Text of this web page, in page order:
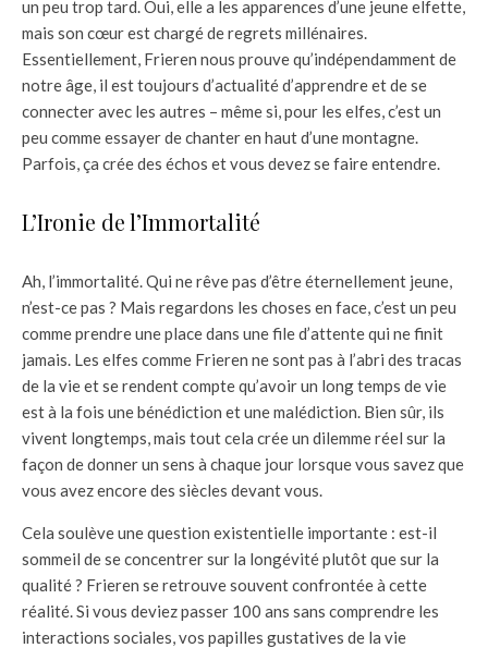
un peu trop tard. Oui, elle a les apparences d’une jeune elfette,
mais son cœur est chargé de regrets millénaires.
Essentiellement, Frieren nous prouve qu’indépendamment de
notre âge, il est toujours d’actualité d’apprendre et de se
connecter avec les autres – même si, pour les elfes, c’est un
peu comme essayer de chanter en haut d’une montagne.
Parfois, ça crée des échos et vous devez se faire entendre.
L’Ironie de l’Immortalité
Ah, l’immortalité. Qui ne rêve pas d’être éternellement jeune,
n’est-ce pas ? Mais regardons les choses en face, c’est un peu
comme prendre une place dans une file d’attente qui ne finit
jamais. Les elfes comme Frieren ne sont pas à l’abri des tracas
de la vie et se rendent compte qu’avoir un long temps de vie
est à la fois une bénédiction et une malédiction. Bien sûr, ils
vivent longtemps, mais tout cela crée un dilemme réel sur la
façon de donner un sens à chaque jour lorsque vous savez que
vous avez encore des siècles devant vous.
Cela soulève une question existentielle importante : est-il
sommeil de se concentrer sur la longévité plutôt que sur la
qualité ? Frieren se retrouve souvent confrontée à cette
réalité. Si vous deviez passer 100 ans sans comprendre les
interactions sociales, vos papilles gustatives de la vie